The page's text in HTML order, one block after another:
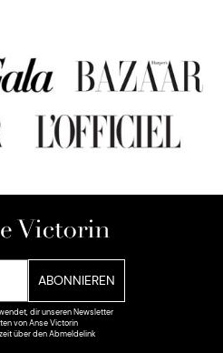
dir unseren Newsletter
von Anse Victorin
über den Abmeldelink